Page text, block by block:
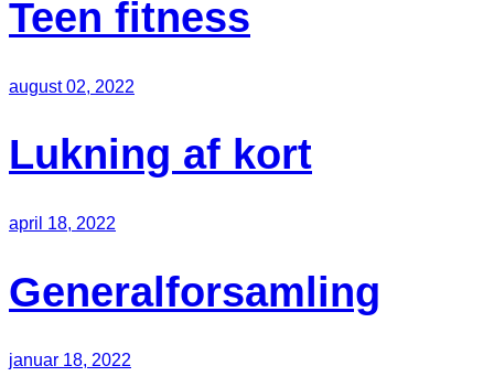
Teen fitness
august 02, 2022
Lukning af kort
april 18, 2022
Generalforsamling
januar 18, 2022